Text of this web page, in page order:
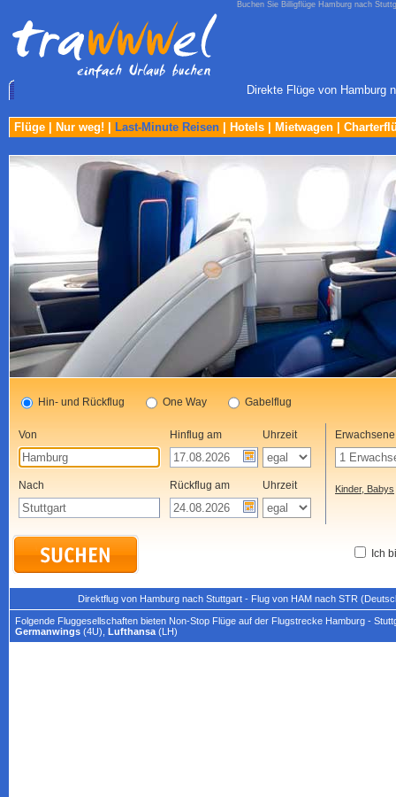
Buchen Sie Billigflüge Hamburg nach
Direkte Flüge von Hamburg
Flüge Nur weg! Last-Minute Reisen Hotels Mietwagen
Hin- und Rückflug One Way Gabelflug
Von Hinflug am Uhrzeit
Nach Rückflug am Uhrzeit
Erwachsene
Kinder, Babys
Ich
Direktflug von Hamburg nach Stuttgart - Flug von HAM nach STR
Folgende Fluggesellschaften bieten Non-Stop Flüge auf der Flugstrecke Hamburg -
Germanwings (4U), Lufthansa (LH)